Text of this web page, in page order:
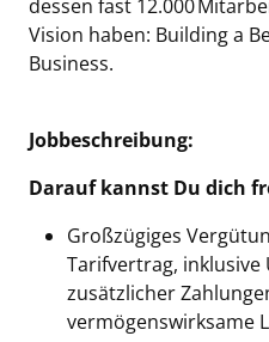
dessen fast 12.000
Vision haben: Building a
Business.
Jobbeschreibung:
Darauf kannst Du dich
Großzügiges
Tarifvertrag, inklusive
zusätzlicher
vermögenswirksame